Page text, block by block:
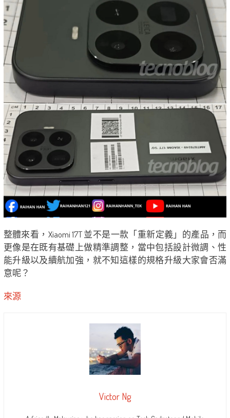
整體來看，Xiaomi 17T 並不是一款「重新定義」的產品，而
更像是在既有基礎上做精準調整，當中包括設計微調、性
能升級以及續航加強，就不知這樣的規格升級大家會否滿
意呢？
來源
Victor Ng